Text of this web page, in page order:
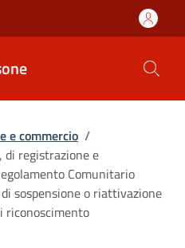
e commercio /
di registrazione e
Comunitario
sospensione o riattivazione